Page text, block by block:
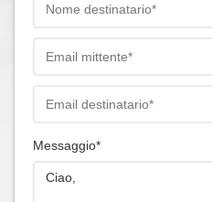
Messaggio*